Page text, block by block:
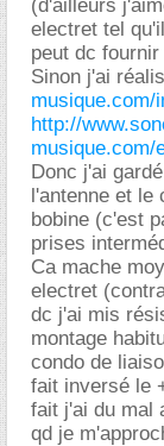
(d'ailleurs
electret tel
peut dc
Sinon j'ai
musique.com/
http://
musique.com/
Donc j'ai
l'antenne et le
bobine (c'est
prises
Ca mache
electret
dc j'ai mis
montage
condo de
fait inversé le
fait j'ai du mal
qd je